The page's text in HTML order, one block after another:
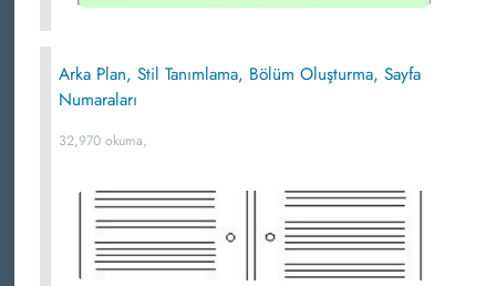
Arka Plan, Stil Tanımlama, Bölüm Oluşturma, Sayfa
Numaraları
32,970 okuma,